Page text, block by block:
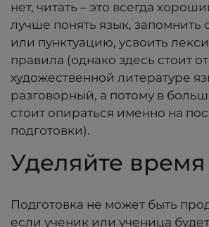
нет, читать – это всегда
лучше понять язык,
или пунктуацию, усвоить
правила (однако здесь стоит
художественной литературе
разговорный, а потому в
стоит опираться именно на
подготовки).
Уделяйте время
Подготовка не может быть
если ученик или ученица